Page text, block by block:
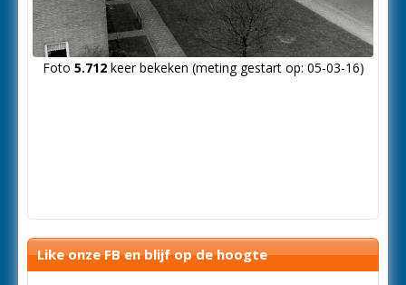
Foto 5.712keer bekeken (meting gestart op: 05-03-16)
Like onze FB en blijf op de hoogte